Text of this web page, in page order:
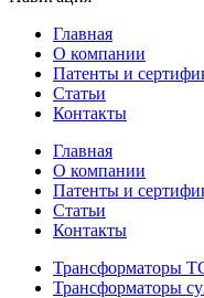
Главная
О компании
Патенты и
Статьи
Контакты
Главная
О компании
Патенты и
Статьи
Контакты
Трансформаторы
Трансформаторы